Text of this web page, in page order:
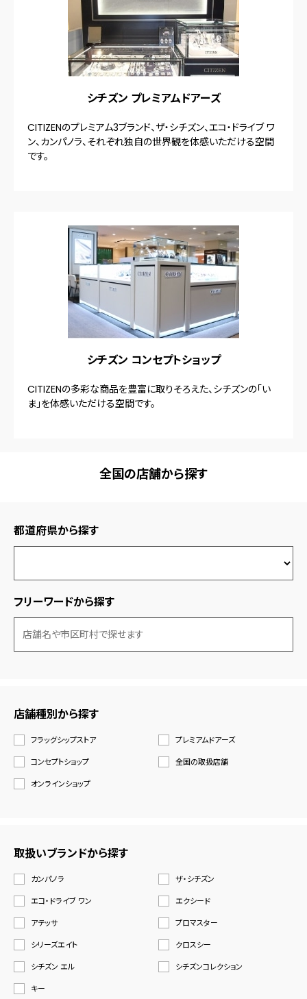
シチズン プレミアムドアーズ
CITIZENのプレミアム3ブランド、ザ・シチズン、エコ・ドライブ ワ
ン、カンパノラ、それぞれ独自の世界観を体感いただける空間
です。
シチズン コンセプトショップ
CITIZENの多彩な商品を豊富に取りそろえた、シチズンの「い
ま」を体感いただける空間です。
全国の店舗から探す
都道府県から探す
フリーワードから探す
店舗種別から探す
フラッグシップストア
プレミアムドアーズ
コンセプトショップ
全国の取扱店舗
オンラインショップ
取扱いブランドから探す
カンパノラ
ザ・シチズン
エコ・ドライブ ワン
エクシード
アテッサ
プロマスター
シリーズエイト
クロスシー
シチズン エル
シチズンコレクション
キー